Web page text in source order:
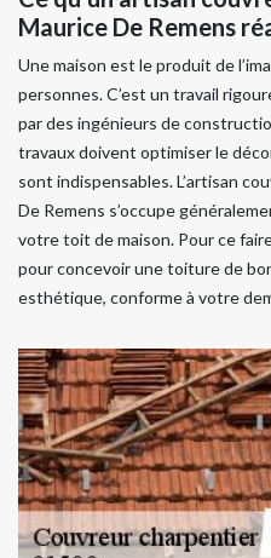
Maurice De Remens
Une maison est le produit de
personnes. C’est un travail
par des ingénieurs de
travaux doivent optimiser le
sont indispensables. L’artisan
De Remens s’occupe
votre toit de maison. Pour ce
pour concevoir une toiture de
esthétique, conforme à votre